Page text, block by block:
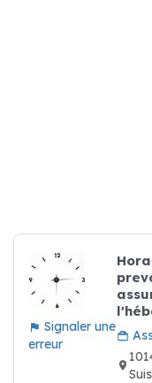
Signaler une
erreur